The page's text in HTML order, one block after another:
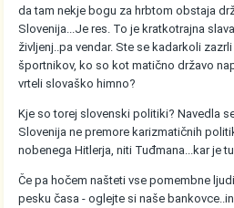
da tam nekje bogu za hrbtom obstaja
Slovenija...Je res. To je kratkotrajna
življenj..pa vendar. Ste se kadarkoli
športnikov, ko so kot matično državo
vrteli slovaško himno?
Kje so torej slovenski politiki? Navedla
Slovenija ne premore karizmatičnih
nobenega Hitlerja, niti Tuđmana...kar je
Če pa hočem našteti vse pomembne
pesku časa - oglejte si naše